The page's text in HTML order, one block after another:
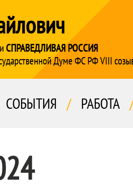
СПРАВЕДЛИВАЯ РОССИЯ
Думе ФС РФ VIII
СОБЫТИЯ / РАБОТА